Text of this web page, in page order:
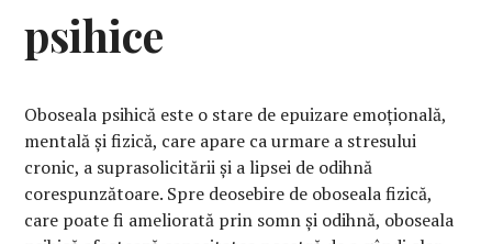
psihice
Oboseala psihică este o stare de epuizare emoțională,
mentală și fizică, care apare ca urmare a stresului
cronic, a suprasolicitării și a lipsei de odihnă
corespunzătoare. Spre deosebire de oboseala fizică,
care poate fi ameliorată prin somn și odihnă, oboseala